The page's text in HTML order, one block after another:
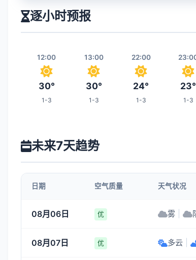
逐小时预报
12:00
30°
1-3
13:00
30°
1-3
22:00
24°
1-3
23°
1-3
1-3 1-3 1-3 1-3
1-3 1-3 1-3
未来7天趋势
日期 空气质量 天气状况
08月06日 优 雾
08月07日 优 多云